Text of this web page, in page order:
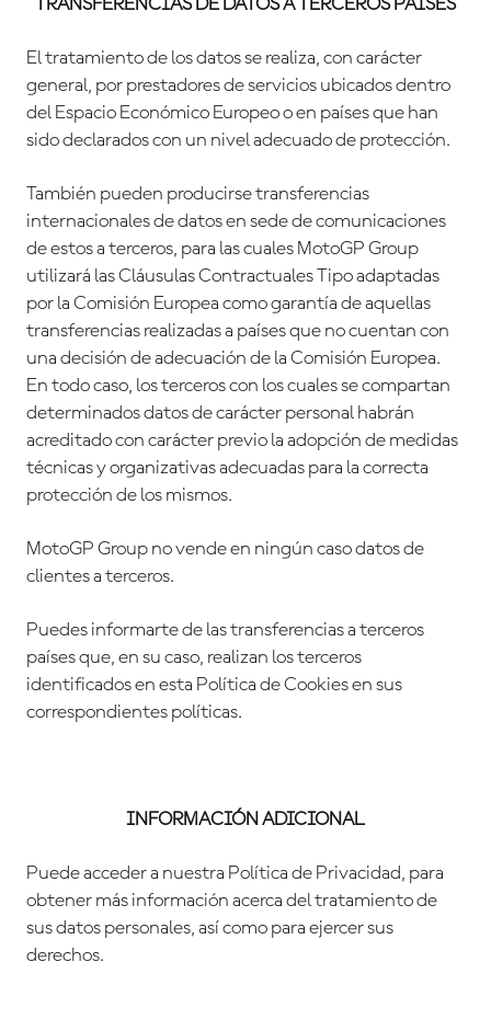
TRANSFERENCIAS DE DATOS A TERCEROS PAÍSES
El tratamiento de los datos se realiza, con carácter
general, por prestadores de servicios ubicados dentro
del Espacio Económico Europeo o en países que han
sido declarados con un nivel adecuado de protección.
También pueden producirse transferencias
internacionales de datos en sede de comunicaciones
de estos a terceros, para las cuales MotoGP Group
utilizará las Cláusulas Contractuales Tipo adaptadas
por la Comisión Europea como garantía de aquellas
transferencias realizadas a países que no cuentan con
una decisión de adecuación de la Comisión Europea.
En todo caso, los terceros con los cuales se compartan
determinados datos de carácter personal habrán
acreditado con carácter previo la adopción de medidas
técnicas y organizativas adecuadas para la correcta
protección de los mismos.
MotoGP Group no vende en ningún caso datos de
clientes a terceros.
Puedes informarte de las transferencias a terceros
países que, en su caso, realizan los terceros
identificados en esta Política de Cookies en sus
correspondientes políticas.
INFORMACIÓN ADICIONAL
Puede acceder a nuestra Política de Privacidad, para
obtener más información acerca del tratamiento de
sus datos personales, así como para ejercer sus
derechos.